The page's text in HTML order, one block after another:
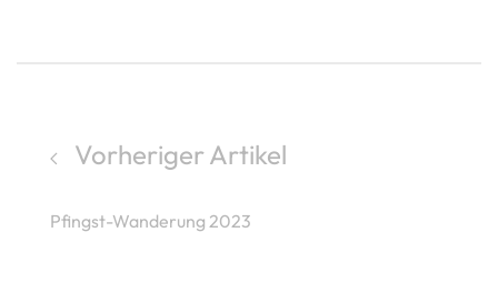
Vorheriger Artikel
Pfingst-Wanderung 2023